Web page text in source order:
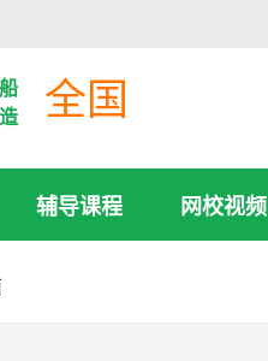
全国
辅导课程 网校视频